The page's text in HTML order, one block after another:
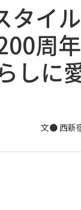
タイ
周
しに
文● 西新